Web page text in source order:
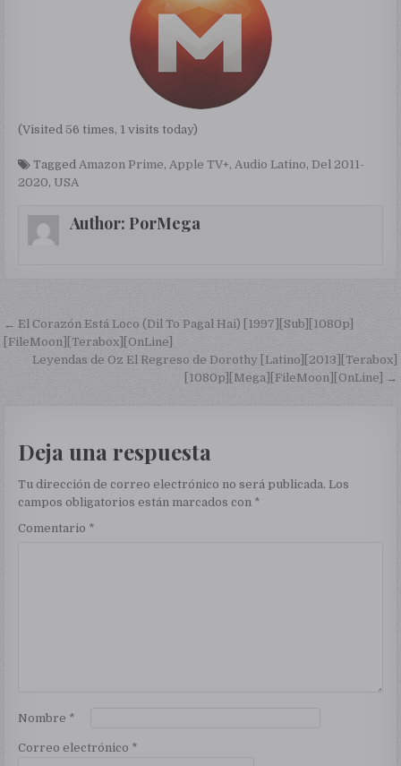
(Visited 56 times, 1 visits today)
Tagged Amazon Prime, Apple TV+, Audio Latino, Del 2011-
2020, USA
Author: PorMega
Navegación de entradas
← El Corazón Está Loco (Dil To Pagal Hai) [1997][Sub][1080p]
[FileMoon][Terabox][OnLine]
Leyendas de Oz El Regreso de Dorothy [Latino][2013][Terabox]
[1080p][Mega][FileMoon][OnLine] →
Deja una respuesta
Tu dirección de correo electrónico no será publicada. Los
campos obligatorios están marcados con *
Comentario *
Nombre *
Correo electrónico *